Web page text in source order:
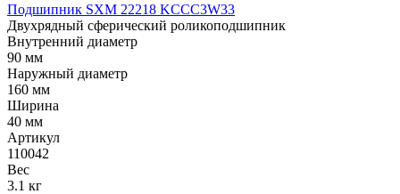
Подшипник SXM 22218 KCCC3W33
Двухрядный сферический роликоподшипник
Внутренний диаметр
90 мм
Наружный диаметр
160 мм
Ширина
40 мм
Артикул
110042
Вес
3.1 кг